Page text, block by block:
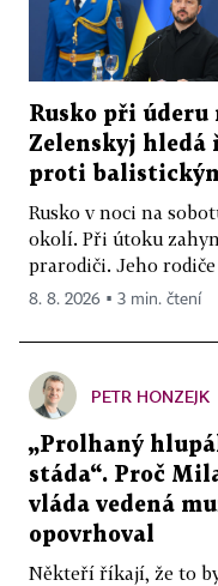
Rusko při úderu
Zelenskyj hledá
proti
Rusko v noci na
okolí. Při útoku
prarodiči. Jeho
8. 8. 2026 ▪ 3 min. čtení
PETR HONZEJK
„Prolhaný
stáda“. Proč
vláda vedená
opovrhoval
Někteří říkají, že to